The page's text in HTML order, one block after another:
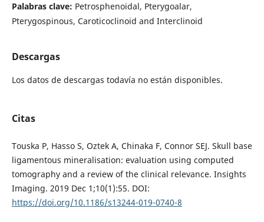
Palabras clave: Petrosphenoidal, Pterygoalar,
Pterygospinous, Caroticoclinoid and Interclinoid
Descargas
Los datos de descargas todavía no están disponibles.
Citas
Touska P, Hasso S, Oztek A, Chinaka F, Connor SEJ. Skull base
ligamentous mineralisation: evaluation using computed
tomography and a review of the clinical relevance. Insights
Imaging. 2019 Dec 1;10(1):55. DOI:
https://doi.org/10.1186/s13244-019-0740-8